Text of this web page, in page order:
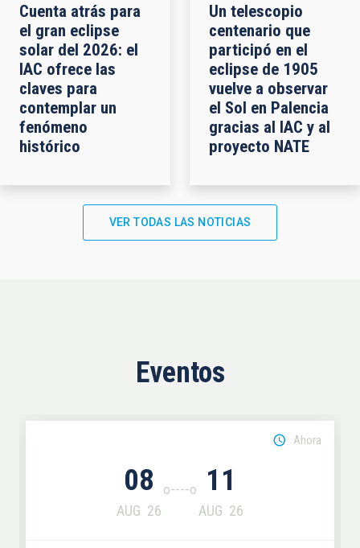
Cuenta atrás para
el gran eclipse
solar del 2026: el
IAC ofrece las
claves para
contemplar un
fenómeno
histórico
Un telescopio
centenario que
participó en el
eclipse de 1905
vuelve a observar
el Sol en Palencia
gracias al IAC y al
proyecto NATE
VER TODAS LAS NOTICIAS
Eventos
08
AUG 26
11
AUG 26
Ahora